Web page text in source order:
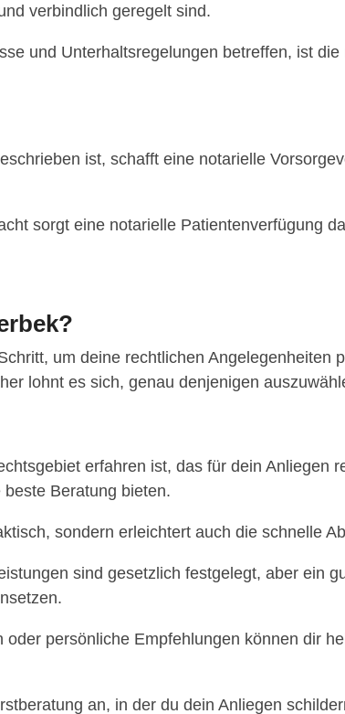
verbindlich geregelt sind.
und Unterhaltsregelungen betreffen, ist
ist, schafft eine notarielle
sorgt eine notarielle Patientenverfügung
um deine rechtlichen Angelegenheiten
lohnt es sich, genau denjenigen
erfahren ist, das für dein Anliegen
Beratung bieten.
sondern erleichtert auch die schnelle
sind gesetzlich festgelegt, aber ein
oder persönliche Empfehlungen können dir
an, in der du dein Anliegen